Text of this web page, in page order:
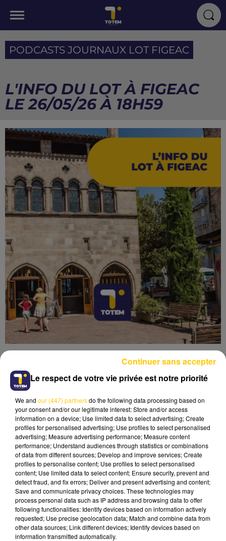
PODCASTS JOURNAUX LOT FIGEAC
L'INFO DU LOT À FIGEAC
LE 26/05/26 À 18H59
Lecture (3 min 41 sec)
26 mai 2026 - 3 min 41 sec
L'INFO DU LOT À FIGEAC LE 26/05/26 À
18H59
L'info du Lot à Figeac
Le respect de votre vie privée est notre priorité
We and our (447) partnersdo the following data processing based on
your consent and/or our legitimate interest: Store and/or access
information on a device; Use limited data to select advertising; Create
profiles for personalised advertising; Use profiles to select personalised
advertising; Measure advertising performance; Measure content
performance; Understand audiences through statistics or combinations
of data from different sources; Develop and improve services; Create
profiles to personalise content; Use profiles to select personalised
content; Use limited data to select content; Ensure security, prevent and
detect fraud, and fix errors; Deliver and present advertising and content;
Save and communicate privacy choices. These technologies may
process personal data such as IP address and browsing data to offer
following functionalities: Identify devices based on information actively
requested; Use precise geolocation data; Match and combine data from
other data sources; Link different devices; Identify devices based on
information transmitted automatically.
Continuer sans accepter